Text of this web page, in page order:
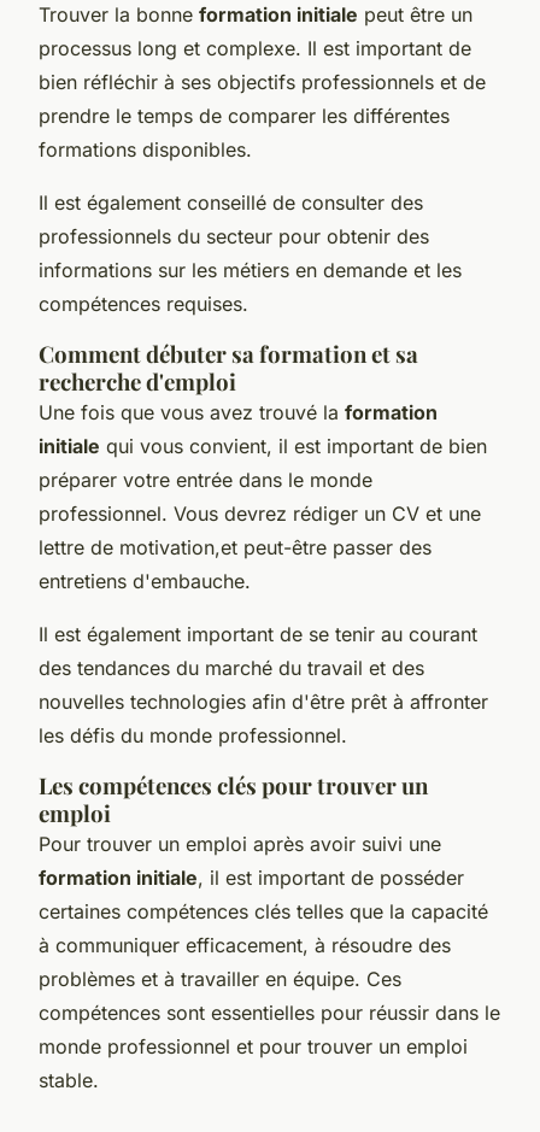
Trouver la bonne formation initiale peut être un
processus long et complexe. Il est important de
bien réfléchir à ses objectifs professionnels et de
prendre le temps de comparer les différentes
formations disponibles.
Il est également conseillé de consulter des
professionnels du secteur pour obtenir des
informations sur les métiers en demande et les
compétences requises.
Comment débuter sa formation et sa
recherche d'emploi
Une fois que vous avez trouvé la formation
initiale qui vous convient, il est important de bien
préparer votre entrée dans le monde
professionnel. Vous devrez rédiger un CV et une
lettre de motivation,et peut-être passer des
entretiens d'embauche.
Il est également important de se tenir au courant
des tendances du marché du travail et des
nouvelles technologies afin d'être prêt à affronter
les défis du monde professionnel.
Les compétences clés pour trouver un
emploi
Pour trouver un emploi après avoir suivi une
formation initiale, il est important de posséder
certaines compétences clés telles que la capacité
à communiquer efficacement, à résoudre des
problèmes et à travailler en équipe. Ces
compétences sont essentielles pour réussir dans le
monde professionnel et pour trouver un emploi
stable.